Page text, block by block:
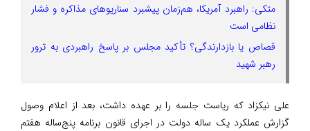
متکی: راهبرد آمریکا، هم‌زمان پیشبرد سناریوهای مذاکره و فشار
نظامی است
قصاص یا بازدارندگی؟ تأکید مجلس بر پاسخ راهبردی به ترور
رهبر شهید
علی نیکزاد که ریاست جلسه را بر عهده داشت، بعد از اعلام وصول
گزارش عملکرد یک ساله دولت در اجرای قانون برنامه پنج‌ساله هفتم